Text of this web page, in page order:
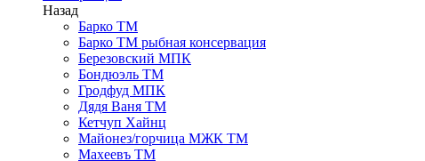
Назад
Барко ТМ
Барко ТМ рыбная консервация
Березовский МПК
Бондюэль ТМ
Гродфуд МПК
Дядя Ваня ТМ
Кетчуп Хайнц
Майонез/горчица МЖК ТМ
Махеевъ ТМ